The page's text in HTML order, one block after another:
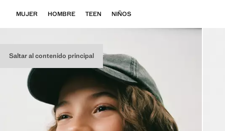
Saltar al contenido principal
MUJER HOMBRE TEEN NIÑOS